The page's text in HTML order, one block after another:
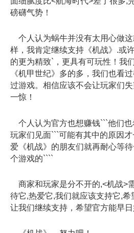
磅礴气势！
个人认为蜗牛并没有太用心做
样，我肯定继续支持《机战》.或
的更为精致`，更具有可玩性！我
《机甲世纪》多的多，我们也看
过游戏。相信应该不会让玩家们
一惊！
个人认为官方也想赚钱```他们
玩家们见面```可能有其中的原因
爱《机战》的朋友们就再耐心等
个游戏的````
商家和玩家是分不开的,<机战>
待它,热爱它,我们就应该支持它,
让我们继续支持，希望官方能早日